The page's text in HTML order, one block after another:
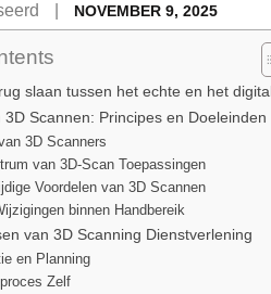
Posted
NOVEMBER 9, 2025
slaan tussen het echte en het
3D Scannen: Principes en Doeleinden
3D Scanners
van 3D-Scan Toepassingen
Voordelen van 3D Scannen
binnen Handbereik
van 3D Scanning Dienstverlening
en Planning
Zelf